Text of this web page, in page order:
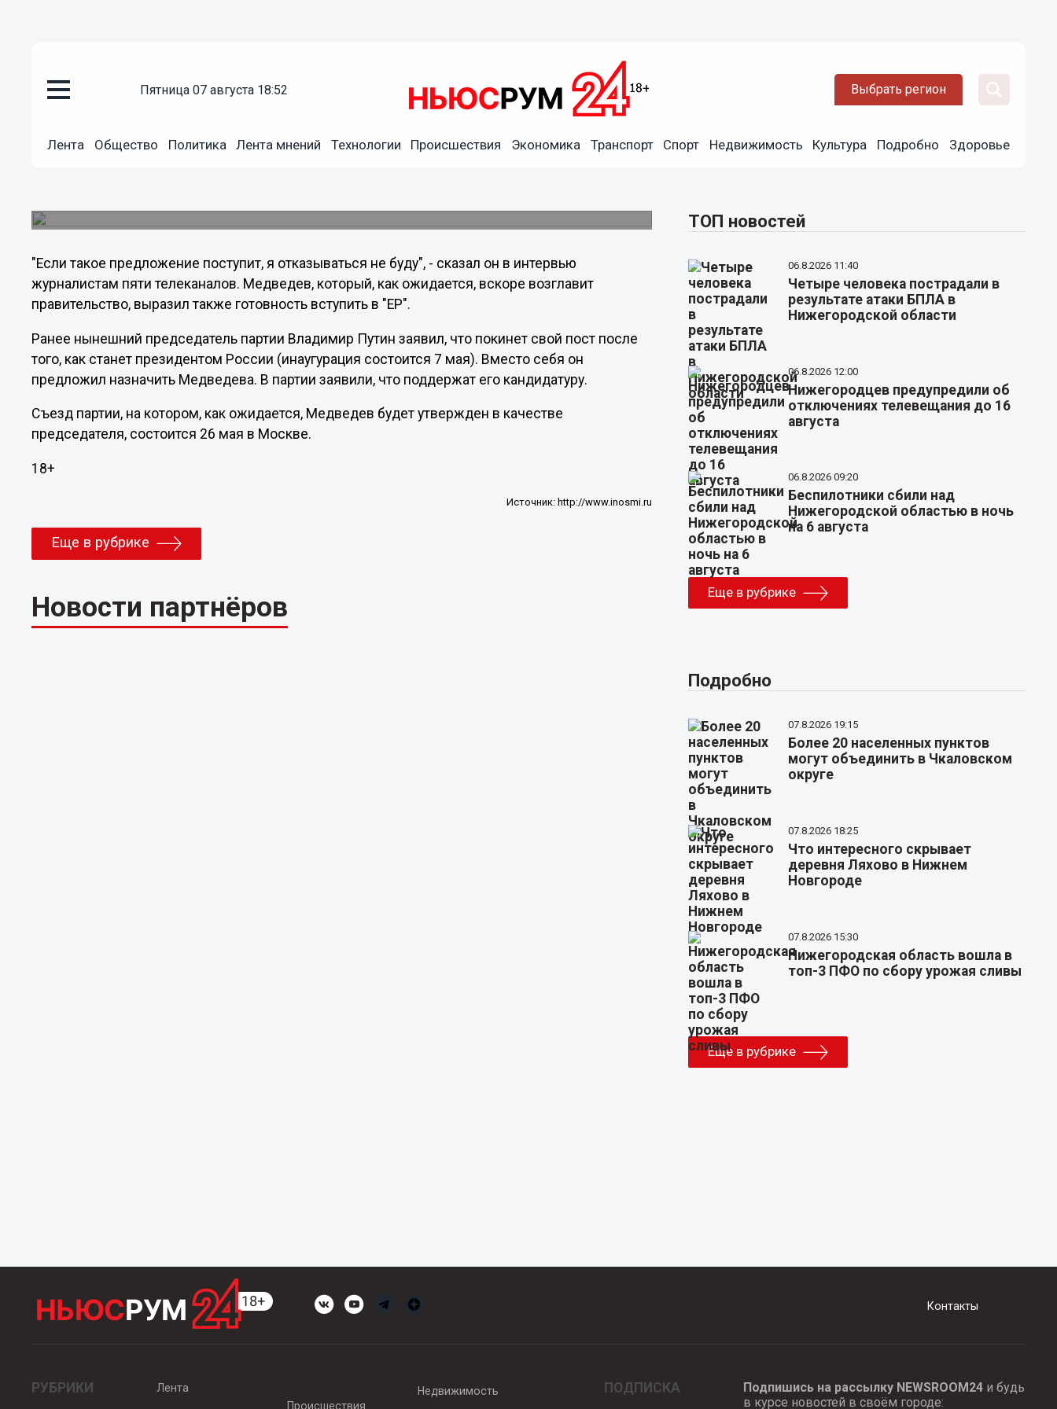
пятница 07 августа 18:52 Выбрать регион
Лента Общество Политика Лента мнений Технологии Происшествия Экономика Транспорт Спорт Недвижимость Культура Подробно Здоровье
26.04.201222:18
"Если такое предложение поступит, я отказываться не буду", - сказал он в интервью
журналистам пяти телеканалов. Медведев, который, как ожидается, вскоре возглавит
правительство, выразил также готовность вступить в "ЕР".
Ранее нынешний председатель партии Владимир Путин заявил, что покинет свой пост после
того, как станет президентом России (инаугурация состоится 7 мая). Вместо себя он
предложил назначить Медведева. В партии заявили, что поддержат его кандидатуру.
Съезд партии, на котором, как ожидается, Медведев будет утвержден в качестве
председателя, состоится 26 мая в Москве.
18+
Источник: http://www.inosmi.ru
Еще в рубрике
Новости партнёров
ТОП новостей
06.8.2026 11:40
Четыре человека пострадали в
результате атаки БПЛА в
Нижегородской области
06.8.2026 12:00
Нижегородцев предупредили об
отключениях телевещания до 16
августа
06.8.2026 09:20
Беспилотники сбили над
Нижегородской областью в ночь
на 6 августа
Еще в рубрике
Подробно
07.8.2026 19:15
Более 20 населенных пунктов
могут объединить в Чкаловском
округе
07.8.2026 18:25
Что интересного скрывает
деревня Ляхово в Нижнем
Новгороде
07.8.2026 15:30
Нижегородская область вошла в
топ-3 ПФО по сбору урожая сливы
Еще в рубрике
Контакты
РУБРИКИ
Лента
Происшествия
Недвижимость ПОДПИСКА Подпишись на рассылку NEWSROOM24и будь
в курсе новостей в своём городе: